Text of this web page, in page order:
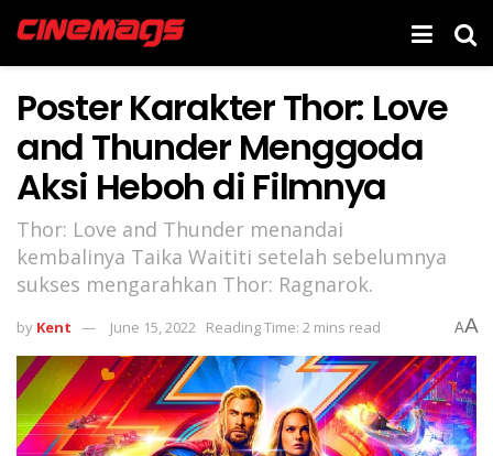
Poster Karakter Thor: Love
and Thunder Menggoda
Aksi Heboh di Filmnya
Thor: Love and Thunder menandai
kembalinya Taika Waititi setelah sebelumnya
sukses mengarahkan Thor: Ragnarok.
by Kent June 15, 2022 Reading Time: 2 mins read AA